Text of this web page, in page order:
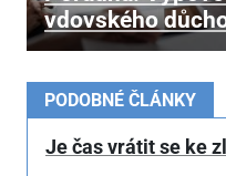
vdovského
PODOBNÉ ČLÁNKY
Je čas vrátit se ke